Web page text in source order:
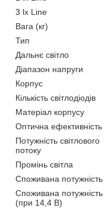
3 lx Line
Вага (кг)
Тип
Дальнє світло
Діапазон напруги
Корпус
Кількість світлодіодів
Матеріал корпусу
Оптична ефективність
Потужність світлового
потоку
Промінь світла
Споживана потужність
Споживана потужність
(при 14,4 В)